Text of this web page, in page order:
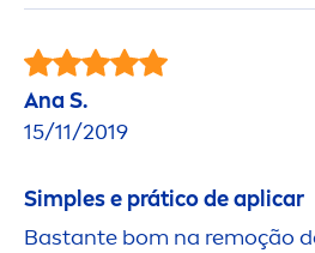
Ana S.
15/11/2019
Simples e prático de aplicar
Bastante bom na remoção